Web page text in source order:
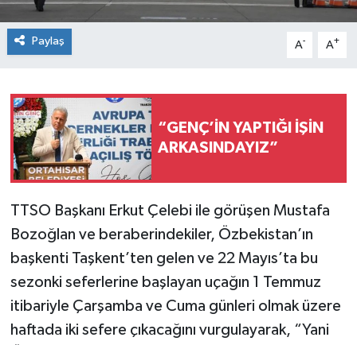
Paylaş A- A+
“GENÇ’İN YAPTIĞI İŞİN
ARKASINDAYIZ”
TTSO Başkanı Erkut Çelebi ile görüşen Mustafa
Bozoğlan ve beraberindekiler, Özbekistan’ın
başkenti Taşkent’ten gelen ve 22 Mayıs’ta bu
sezonki seferlerine başlayan uçağın 1 Temmuz
itibariyle Çarşamba ve Cuma günleri olmak üzere
haftada iki sefere çıkacağını vurgulayarak, “Yani